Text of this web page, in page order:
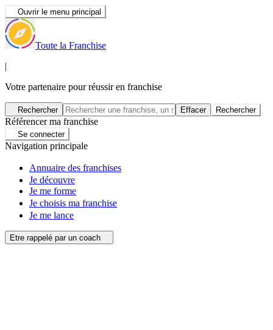
Ouvrir le menu principal
Toute la Franchise
|
Votre partenaire pour réussir en franchise
Rechercher Effacer Rechercher
Référencer ma franchise
Se connecter
Navigation principale
Annuaire des franchises
Je découvre
Je me forme
Je choisis ma franchise
Je me lance
Etre rappelé par un coach